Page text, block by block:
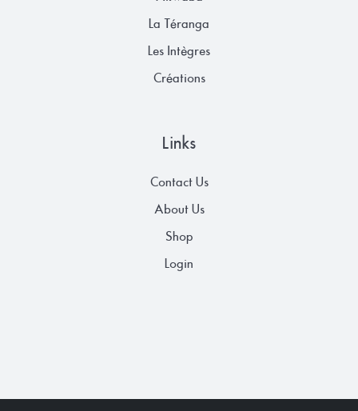
La Téranga
Les Intègres
Créations
Links
Contact Us
About Us
Shop
Login